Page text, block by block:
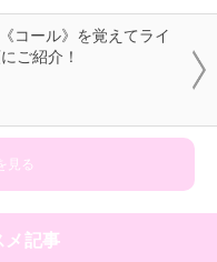
コール》を覚えてライ
ご紹介！
見る
メ記事